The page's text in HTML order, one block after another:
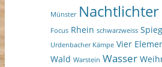
Münster Nachtlichter
Focus Rhein schwarzweiss
Urdenbacher Kämpe Vier
Wald Warstein Wasser